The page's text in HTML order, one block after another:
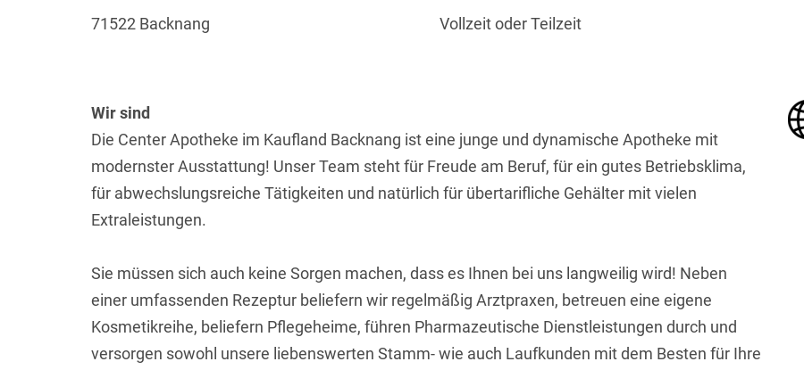
71522 Backnang Vollzeit oder Teilzeit
Wir sind
Die Center Apotheke im Kaufland Backnang ist eine junge und dynamische Apotheke mit
modernster Ausstattung! Unser Team steht für Freude am Beruf, für ein gutes Betriebsklima,
für abwechslungsreiche Tätigkeiten und natürlich für übertarifliche Gehälter mit vielen
Extraleistungen.
Sie müssen sich auch keine Sorgen machen, dass es Ihnen bei uns langweilig wird! Neben
einer umfassenden Rezeptur beliefern wir regelmäßig Arztpraxen, betreuen eine eigene
Kosmetikreihe, beliefern Pflegeheime, führen Pharmazeutische Dienstleistungen durch und
versorgen sowohl unsere liebenswerten Stamm- wie auch Laufkunden mit dem Besten für Ihre